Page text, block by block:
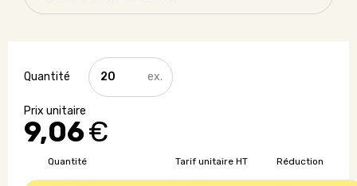
9,06€
quantité
de
Gamelle
en
paille
Quantité Réduction
Tarif unitaire HT